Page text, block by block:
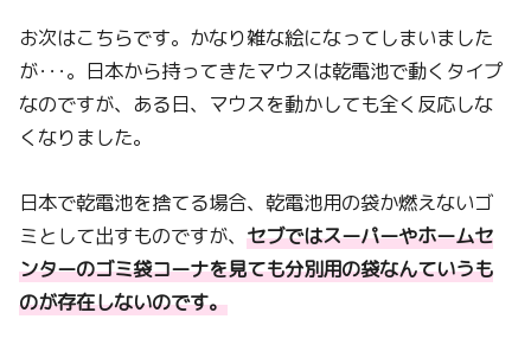
お次はこちらです。かなり雑な絵になってしまいました
が･･･。日本から持ってきたマウスは乾電池で動くタイプ
なのですが、ある日、マウスを動かしても全く反応しな
くなりました。
日本で乾電池を捨てる場合、乾電池用の袋か燃えないゴ
ミとして出すものですが、セブではスーパーやホームセ
ンターのゴミ袋コーナを見ても分別用の袋なんていうも
のが存在しないのです。